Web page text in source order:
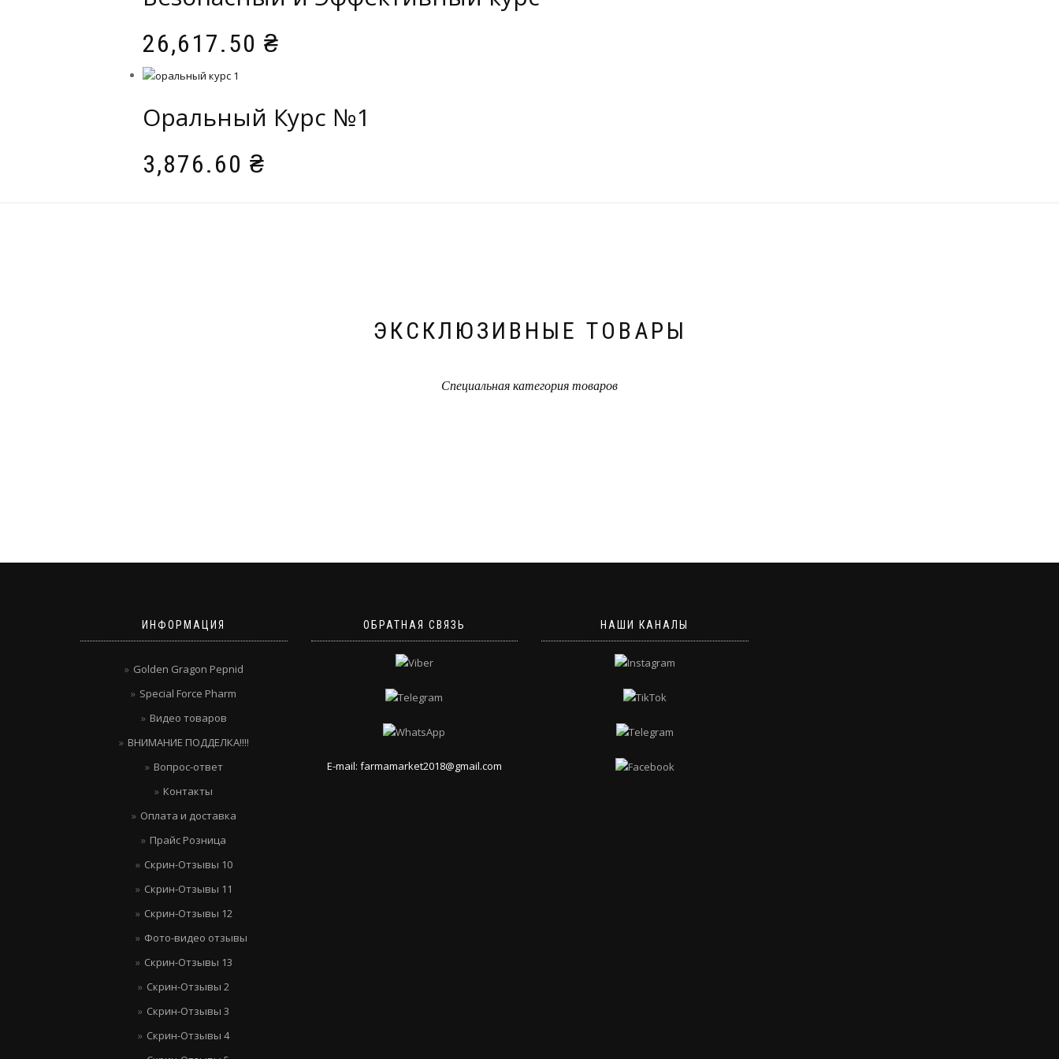
26,617.50 ₴
Оральный Курс №1
3,876.60 ₴
ЭКСКЛЮЗИВНЫЕ ТОВАРЫ
Специальная категория товаров
ИНФОРМАЦИЯ
Golden Gragon Pepnid
Special Force Pharm
Видео товаров
ВНИМАНИЕ ПОДДЕЛКА!!!!
Вопрос-ответ
Контакты
Оплата и доставка
Прайс Розница
Скрин-Отзывы 10
Скрин-Отзывы 11
Скрин-Отзывы 12
Фото-видео отзывы
Скрин-Отзывы 13
Скрин-Отзывы 2
Скрин-Отзывы 3
Скрин-Отзывы 4
ОБРАТНАЯ СВЯЗЬ
E-mail: farmamarket2018@gmail.com
НАШИ КАНАЛЫ